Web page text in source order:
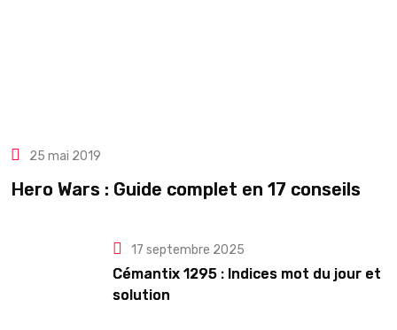
25 mai 2019
Hero Wars : Guide complet en 17 conseils
17 septembre 2025
Cémantix 1295 : Indices mot du jour et
solution